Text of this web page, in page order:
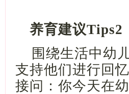
养育建议Tips2
围绕生活中幼
支持他们进行回
接问：你今天在